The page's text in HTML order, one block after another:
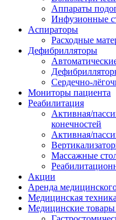
Аппараты
Инфузионные
Аспираторы
Расходные
Дефибрилляторы
Сердечно-
Мониторы пациента
Реабилитация
Активная/
конечностей
Активная/
Массажные
Акции
Аренда
Медицинская
Медицинские товары